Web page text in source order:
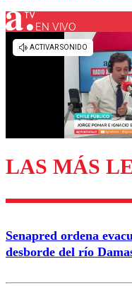
Los comentarios
EN VIVO
LAS MÁS
Senapred ordena
desborde del río